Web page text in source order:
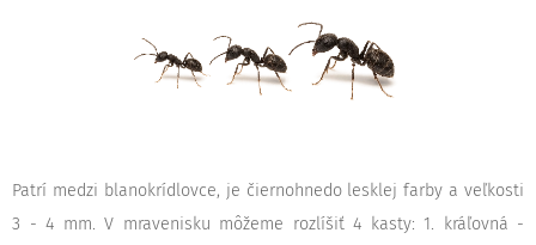
Patrí medzi blanokrídlovce, je čiernohnedo lesklej farby a veľkosti
3 - 4 mm. V mravenisku môžeme rozlíšiť 4 kasty: 1. kráľovná -